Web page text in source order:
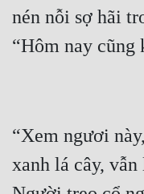
nén nỗi sợ hãi
“Xem ngươi
xanh lá cây, vẫn